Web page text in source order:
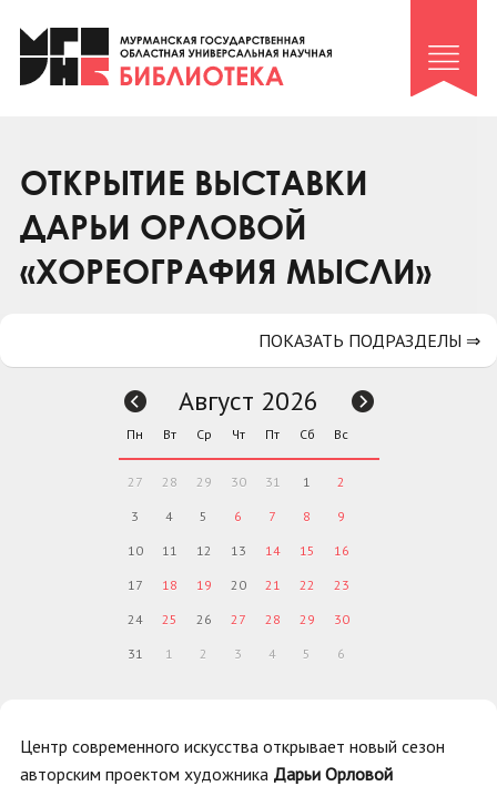
Клуб «Гиря и сельдерей»
Клуб «Семейный архив»
Коллегам
Контакты
ОТКРЫТИЕ ВЫСТАВКИ
ДАРЬИ ОРЛОВОЙ
«ХОРЕОГРАФИЯ МЫСЛИ»
Центр современного искусства открывает новый сезон
авторским проектом художника Дарьи Орловой
ПОКАЗАТЬ ПОДРАЗДЕЛЫ ⇒
Август 2026
Пн Вт Ср Чт Пт Сб Вс
27 28 29 30 31 1 2
3 4 5 6 7 8 9
10 11 12 13 14 15 16
17 18 19 20 21 22 23
24 25 26 27 28 29 30
31 1 2 3 4 5 6